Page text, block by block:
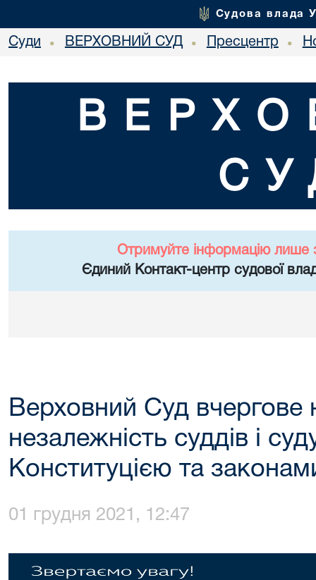
Судова влада
Суди • ВЕРХОВНИЙ СУД • Пресцентр •
Отримуйте інформацію лише
Єдиний Контакт-центр судової
Верховний Суд
незалежність суддів і
Конституцією та
01 грудня 2021, 12:47